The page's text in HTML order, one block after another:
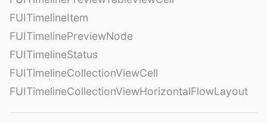
FUITimelineItem
FUITimelinePreviewNode
FUITimelineStatus
FUITimelineCollectionViewCell
FUITimelineCollectionViewHorizontalFlowLayout